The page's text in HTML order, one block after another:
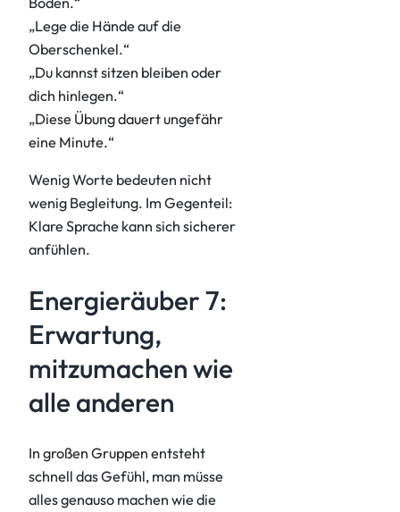
„Lege die Hände auf die
Oberschenkel.“
„Du kannst sitzen bleiben oder
dich hinlegen.“
„Diese Übung dauert ungefähr
eine Minute.“
Wenig Worte bedeuten nicht
wenig Begleitung. Im Gegenteil:
Klare Sprache kann sich sicherer
anfühlen.
Energieräuber 7:
Erwartung,
mitzumachen wie
alle anderen
In großen Gruppen entsteht
schnell das Gefühl, man müsse
alles genauso machen wie die